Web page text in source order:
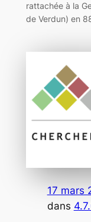
rattachée à la
de Verdun) en
17 mars
dans